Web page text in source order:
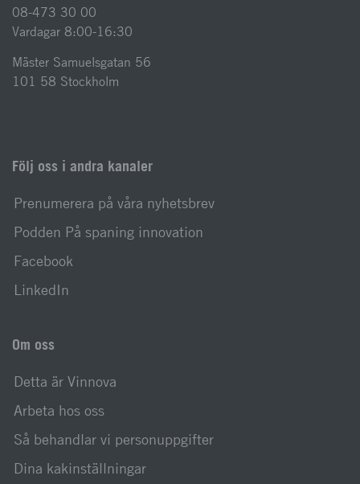
08-473 30 00
Vardagar 8:00-16:30
Mäster Samuelsgatan 56
101 58 Stockholm
Följ oss i andra kanaler
Prenumerera på våra nyhetsbrev
Podden På spaning innovation
Facebook
LinkedIn
Om oss
Detta är Vinnova
Arbeta hos oss
Så behandlar vi personuppgifter
Dina kakinställningar